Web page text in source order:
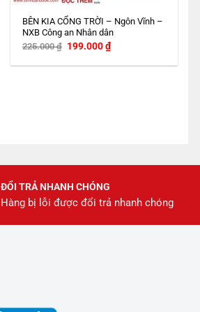
BÊN KIA CỔNG TRỜI – Ngôn Vĩnh –
NXB Công an Nhân dân
225.000₫ Giá
là:
199.000₫Giá
hiện
tại
ĐỔI TRẢ NHANH CHÓNG
Hàng bị lỗi được đổi trả nhanh chóng